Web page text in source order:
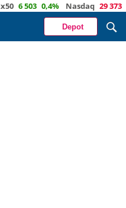
6 503 0,4% Nasdaq 29 373 -
Depot